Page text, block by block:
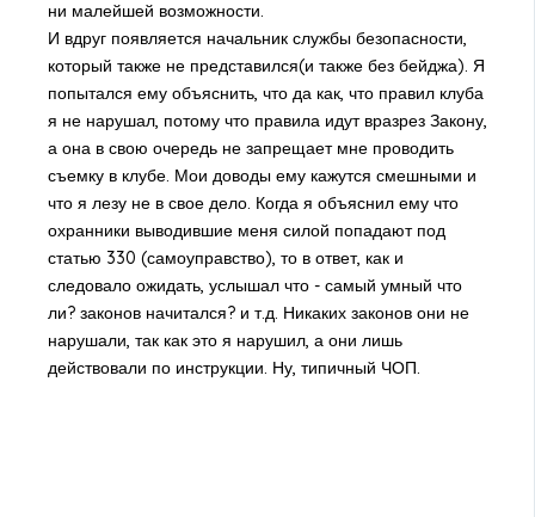
ни малейшей возможности.
И вдруг появляется начальник службы безопасности,
который также не представился(и также без бейджа). Я
попытался ему объяснить, что да как, что правил клуба
я не нарушал, потому что правила идут вразрез Закону,
а она в свою очередь не запрещает мне проводить
съемку в клубе. Мои доводы ему кажутся смешными и
что я лезу не в свое дело. Когда я объяснил ему что
охранники выводившие меня силой попадают под
статью 330 (самоуправство), то в ответ, как и
следовало ожидать, услышал что - самый умный что
ли? законов начитался? и т.д. Никаких законов они не
нарушали, так как это я нарушил, а они лишь
действовали по инструкции. Ну, типичный ЧОП.